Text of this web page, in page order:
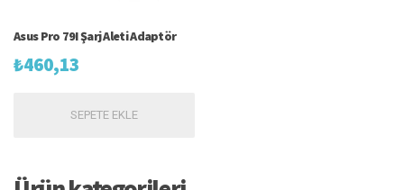
Asus Pro 79I Şarj Aleti Adaptör
₺460,13
SEPETE EKLE